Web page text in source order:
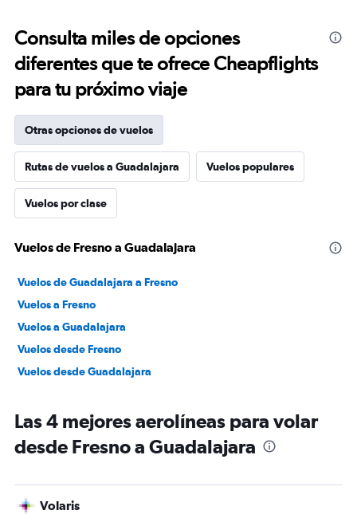
Consulta miles de opciones
diferentes que te ofrece Cheapflights
para tu próximo viaje
Otras opciones de vuelos
Rutas de vuelos a Guadalajara Vuelos populares
Vuelos por clase
Vuelos de Fresno a Guadalajara
Vuelos de Guadalajara a Fresno
Vuelos a Fresno
Vuelos a Guadalajara
Vuelos desde Fresno
Vuelos desde Guadalajara
Las 4 mejores aerolíneas para volar
desde Fresno a Guadalajara
Volaris